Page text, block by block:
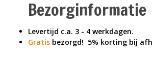
Bezorginformatie
Levertijd c.a. 3 - 4 werkdagen.
Gratis bezorgd! 5% korting bij